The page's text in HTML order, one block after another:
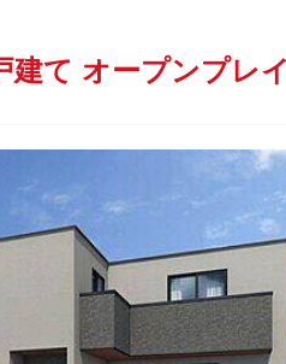
建て オープンプレ